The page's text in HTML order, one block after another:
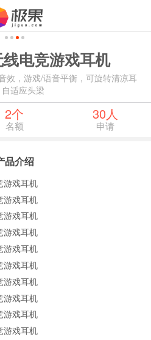
电竞游戏耳机
效，游戏/语音平衡，可旋转清凉耳
适应头梁
2个
名额
30人
申请
品介绍